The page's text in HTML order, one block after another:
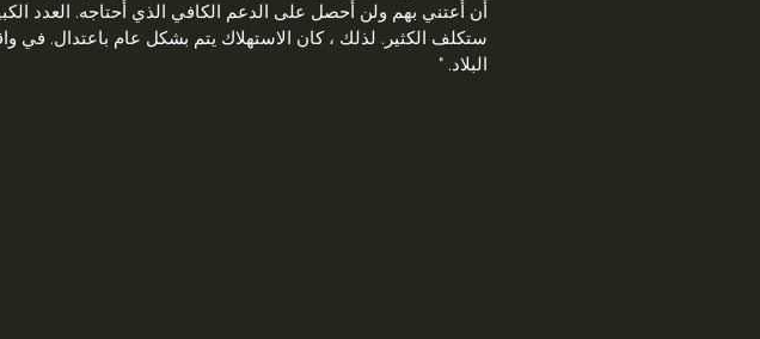
أن أعتني بهم ولن أحصل على الدعم الكافي الذي أحتاجه. العدد
ستكلف الكثير. لذلك ، كان الاستهلاك يتم بشكل عام باعتدال. في
البلاد. "